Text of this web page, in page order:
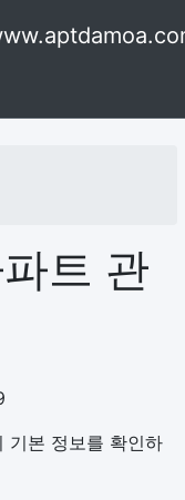
트 관
본 정보를 확인하